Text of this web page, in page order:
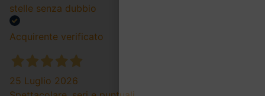
stelle senza dubbio
Acquirente verificato
25 Luglio 2026